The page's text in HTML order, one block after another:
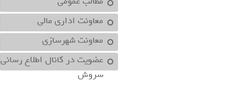
معاونت اداري مالي
معاونت شهرسازي
عضویت در کانال اطلاع رسانی
سروش